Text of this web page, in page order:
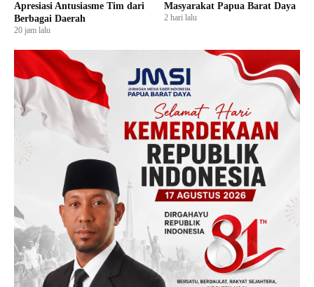
Apresiasi Antusiasme Tim dari
Berbagai Daerah
20 jam lalu
Masyarakat Papua Barat Daya
2 hari lalu